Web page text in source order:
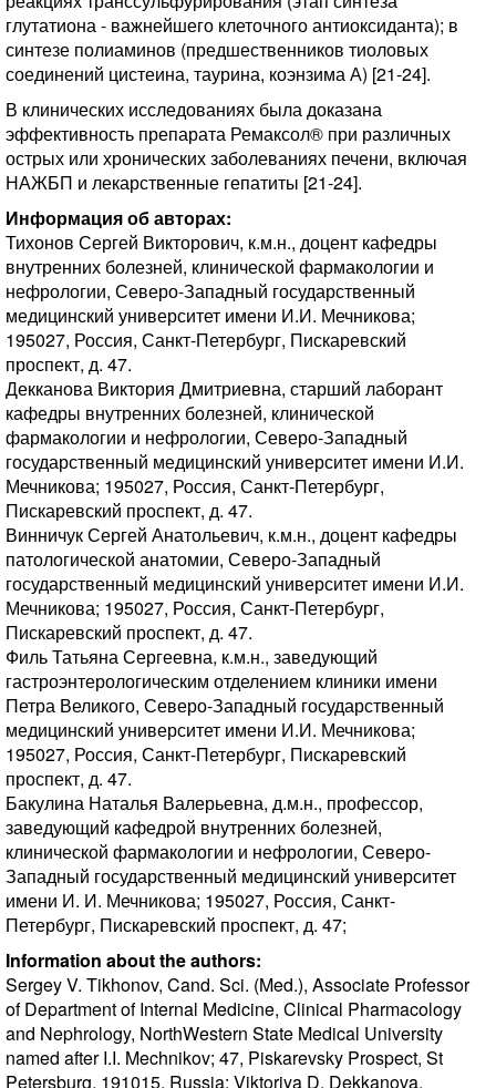
глутатиона - важнейшего клеточного антиоксиданта); в
синтезе полиаминов (предшественников тиоловых
соединений цистеина, таурина, коэнзима А) [21-24].
В клинических исследованиях была доказана
эффективность препарата Ремаксол® при различных
острых или хронических заболеваниях печени, включая
НАЖБП и лекарственные гепатиты [21-24].
Информация об авторах:
Тихонов Сергей Викторович, к.м.н., доцент кафедры
внутренних болезней, клинической фармакологии и
нефрологии, Северо-Западный государственный
медицинский университет имени И.И. Мечникова;
195027, Россия, Санкт-Петербург, Пискаревский
проспект, д. 47.
Декканова Виктория Дмитриевна, старший лаборант
кафедры внутренних болезней, клинической
фармакологии и нефрологии, Северо-Западный
государственный медицинский университет имени И.И.
Мечникова; 195027, Россия, Санкт-Петербург,
Пискаревский проспект, д. 47.
Винничук Сергей Анатольевич, к.м.н., доцент кафедры
патологической анатомии, Северо-Западный
государственный медицинский университет имени И.И.
Мечникова; 195027, Россия, Санкт-Петербург,
Пискаревский проспект, д. 47.
Филь Татьяна Сергеевна, к.м.н., заведующий
гастроэнтерологическим отделением клиники имени
Петра Великого, Северо-Западный государственный
медицинский университет имени И.И. Мечникова;
195027, Россия, Санкт-Петербург, Пискаревский
проспект, д. 47.
Бакулина Наталья Валерьевна, д.м.н., профессор,
заведующий кафедрой внутренних болезней,
клинической фармакологии и нефрологии, Северо-
Западный государственный медицинский университет
имени И. И. Мечникова; 195027, Россия, Санкт-
Петербург, Пискаревский проспект, д. 47;
Information about the authors:
Sergey V. Tikhonov, Cand. Sci. (Med.), Associate Professor
of Department of Internal Medicine, Clinical Pharmacology
and Nephrology, NorthWestern State Medical University
named after I.I. Mechnikov; 47, Piskarevsky Prospect, St
Petersburg, 191015, Russia; Viktoriya D. Dekkanova,